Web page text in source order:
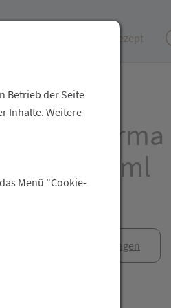
(e)Rezept
sebapharma
200ml
Rezept anfragen
Betrieb der Seite
Inhalte. Weitere
Menü "Cookie-